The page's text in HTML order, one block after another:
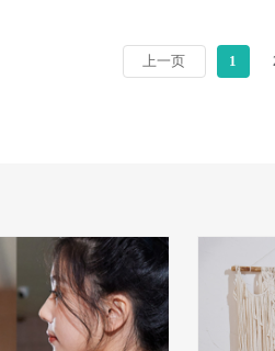
上一页 1